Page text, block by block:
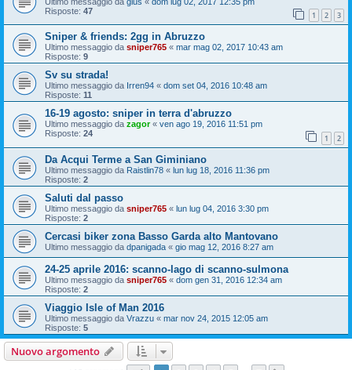
Risposte: 47 1 2 3
Sniper & friends: 2gg in Abruzzo
Ultimo messaggio da sniper765 « mar mag 02, 2017 10:43 am
Risposte: 9
Sv su strada!
Ultimo messaggio da Irren94 « dom set 04, 2016 10:48 am
Risposte: 11
16-19 agosto: sniper in terra d'abruzzo
Ultimo messaggio da zagor« ven ago 19, 2016 11:51 pm
Risposte: 24 1 2
Da Acqui Terme a San Giminiano
Ultimo messaggio da Raistlin78 « lun lug 18, 2016 11:36 pm
Risposte: 2
Saluti dal passo
Ultimo messaggio da sniper765 « lun lug 04, 2016 3:30 pm
Risposte: 2
Cercasi biker zona Basso Garda alto Mantovano
Ultimo messaggio da dpanigada « gio mag 12, 2016 8:27 am
24-25 aprile 2016: scanno-lago di scanno-sulmona
Ultimo messaggio da sniper765 « dom gen 31, 2016 12:34 am
Risposte: 2
Viaggio Isle of Man 2016
Ultimo messaggio da Vrazzu « mar nov 24, 2015 12:05 am
Risposte: 5
Nuovo argomento